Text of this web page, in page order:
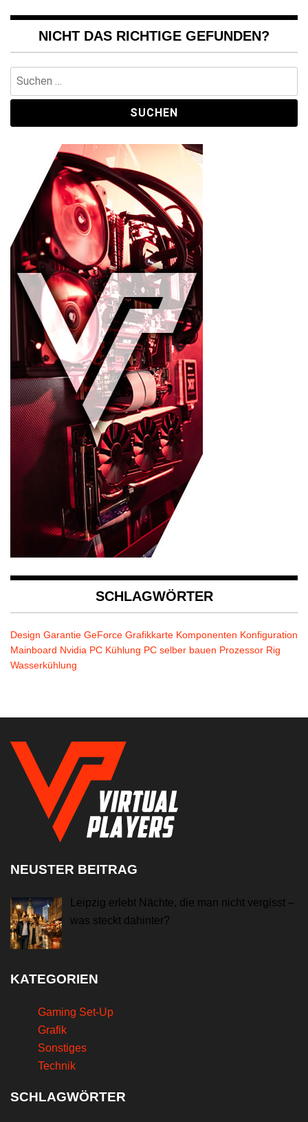
NICHT DAS RICHTIGE GEFUNDEN?
nach:
SCHLAGWÖRTER
Design Garantie GeForce Grafikkarte Komponenten Konfiguration
Mainboard Nvidia PC Kühlung PC selber bauen Prozessor Rig
Wasserkühlung
NEUSTER BEITRAG
Leipzig erlebt Nächte, die man nicht vergisst –
was steckt dahinter?
KATEGORIEN
Gaming Set-Up
Grafik
Sonstiges
Technik
SCHLAGWÖRTER